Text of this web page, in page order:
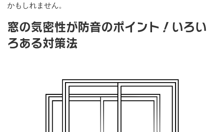
かもしれません。
窓の気密性が防音のポイント！いろい
ろある対策法